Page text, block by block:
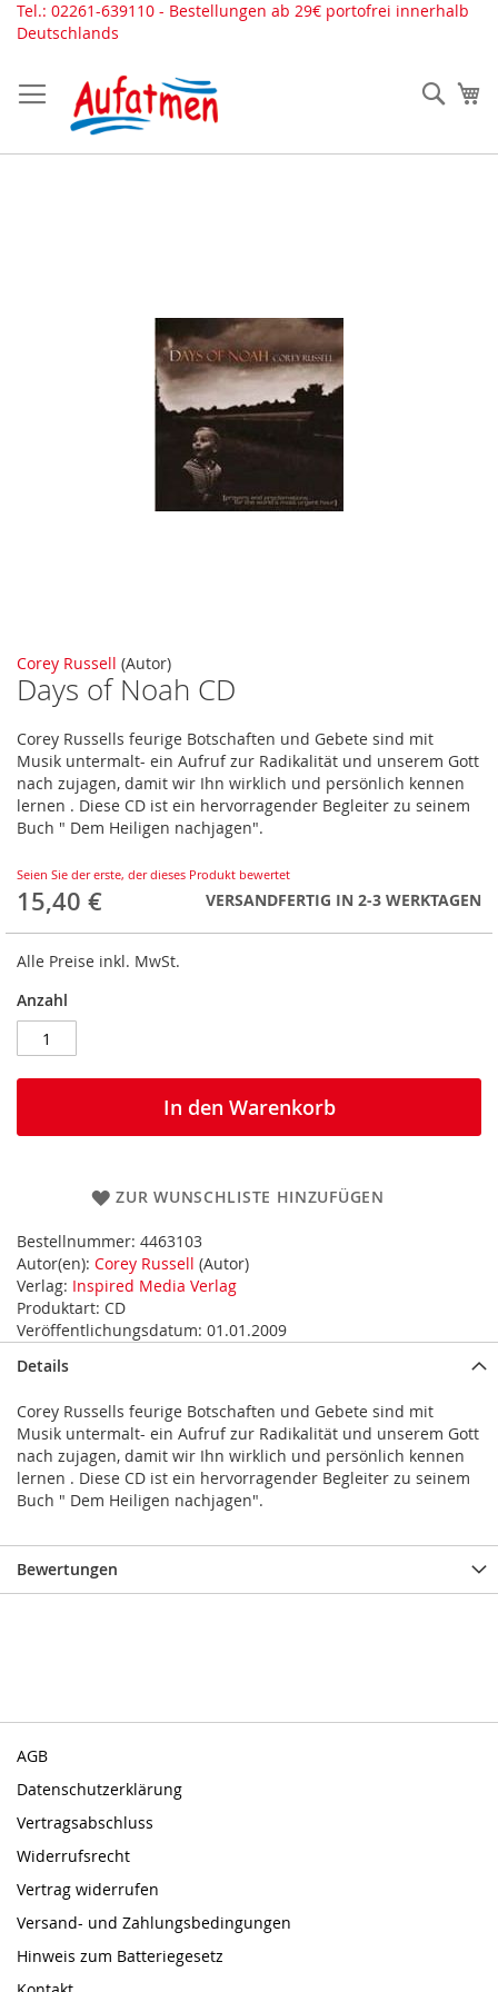
Direkt
zum
Tel.: 02261-639110 - Bestellungen ab 29€ portofrei innerhalb
Deutschlands
Corey Russell (Autor)
Days of Noah CD
Corey Russells feurige Botschaften und Gebete sind mit
Musik untermalt- ein Aufruf zur Radikalität und unserem Gott
nach zujagen, damit wir Ihn wirklich und persönlich kennen
lernen . Diese CD ist ein hervorragender Begleiter zu seinem
Buch " Dem Heiligen nachjagen".
Seien Sie der erste, der dieses Produkt bewertet
15,40 € VERSANDFERTIG IN 2-3 WERKTAGEN
Alle Preise inkl. MwSt.
Anzahl
In den Warenkorb
ZUR WUNSCHLISTE HINZUFÜGEN
Bestellnummer: 4463103
Autor(en): Corey Russell (Autor)
Verlag: Inspired Media Verlag
Produktart: CD
Veröffentlichungsdatum: 01.01.2009
Zum
Anfang
der
Bildergalerie
springen
Details
Corey Russells feurige Botschaften und Gebete sind mit
Musik untermalt- ein Aufruf zur Radikalität und unserem Gott
nach zujagen, damit wir Ihn wirklich und persönlich kennen
lernen . Diese CD ist ein hervorragender Begleiter zu seinem
Buch " Dem Heiligen nachjagen".
Bewertungen
AGB
Datenschutzerklärung
Vertragsabschluss
Widerrufsrecht
Vertrag widerrufen
Versand- und Zahlungsbedingungen
Hinweis zum Batteriegesetz